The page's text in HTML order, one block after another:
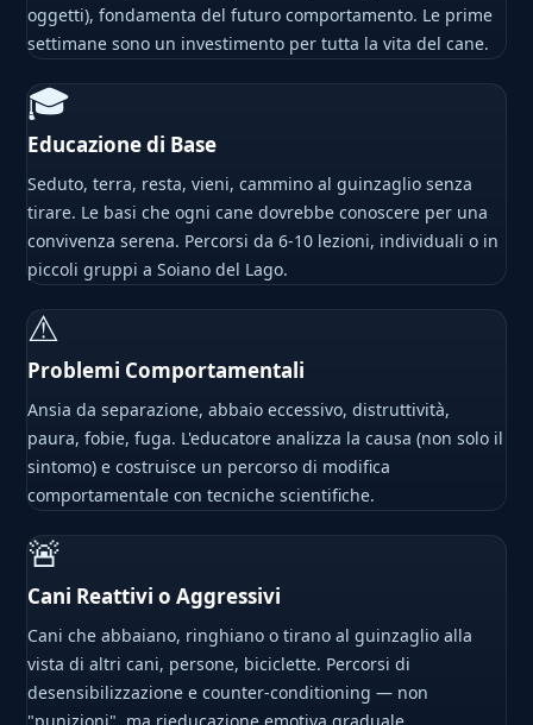
oggetti), fondamenta del futuro comportamento. Le prime
settimane sono un investimento per tutta la vita del cane.
🎓
Educazione di Base
Seduto, terra, resta, vieni, cammino al guinzaglio senza
tirare. Le basi che ogni cane dovrebbe conoscere per una
convivenza serena. Percorsi da 6-10 lezioni, individuali o in
piccoli gruppi a Soiano del Lago.
⚠
Problemi Comportamentali
Ansia da separazione, abbaio eccessivo, distruttività,
paura, fobie, fuga. L'educatore analizza la causa (non solo il
sintomo) e costruisce un percorso di modifica
comportamentale con tecniche scientifiche.
🚨
Cani Reattivi o Aggressivi
Cani che abbaiano, ringhiano o tirano al guinzaglio alla
vista di altri cani, persone, biciclette. Percorsi di
desensibilizzazione e counter-conditioning — non